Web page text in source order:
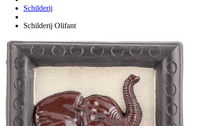
Schilderij
Schilderij Olifant